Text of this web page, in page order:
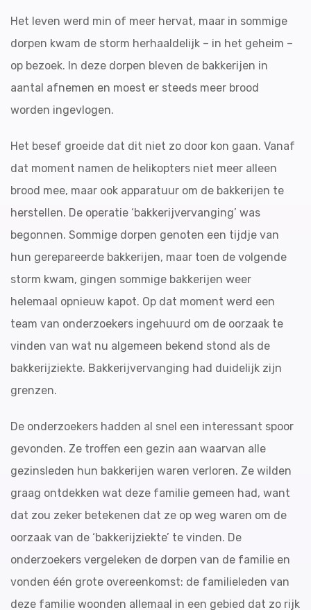
Het leven werd min of meer hervat, maar in sommige
dorpen kwam de storm herhaaldelijk – in het geheim –
op bezoek. In deze dorpen bleven de bakkerijen in
aantal afnemen en moest er steeds meer brood
worden ingevlogen.
Het besef groeide dat dit niet zo door kon gaan. Vanaf
dat moment namen de helikopters niet meer alleen
brood mee, maar ook apparatuur om de bakkerijen te
herstellen. De operatie ‘bakkerijvervanging’ was
begonnen. Sommige dorpen genoten een tijdje van
hun gerepareerde bakkerijen, maar toen de volgende
storm kwam, gingen sommige bakkerijen weer
helemaal opnieuw kapot. Op dat moment werd een
team van onderzoekers ingehuurd om de oorzaak te
vinden van wat nu algemeen bekend stond als de
bakkerijziekte. Bakkerijvervanging had duidelijk zijn
grenzen.
De onderzoekers hadden al snel een interessant spoor
gevonden. Ze troffen een gezin aan waarvan alle
gezinsleden hun bakkerijen waren verloren. Ze wilden
graag ontdekken wat deze familie gemeen had, want
dat zou zeker betekenen dat ze op weg waren om de
oorzaak van de ‘bakkerijziekte’ te vinden. De
onderzoekers vergeleken de dorpen van de familie en
vonden één grote overeenkomst: de familieleden van
deze familie woonden allemaal in een gebied dat zo rijk